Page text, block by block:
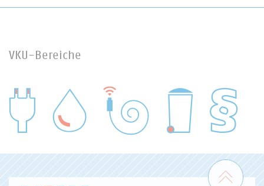
VKU-Bereiche
WASSER/ABWASSER
Zum